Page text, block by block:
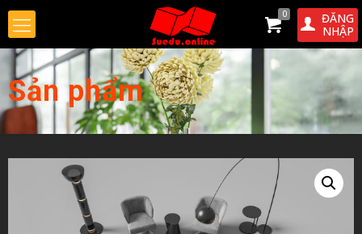
0
ĐĂNG
NHẬP
Sản phẩm